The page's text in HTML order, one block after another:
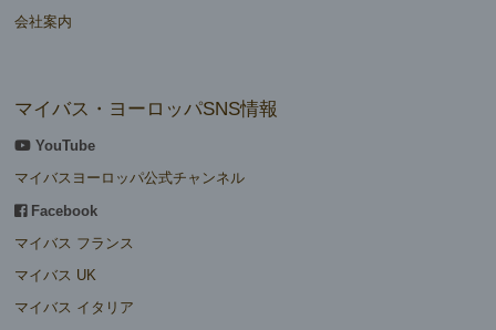
会社案内
マイバス・ヨーロッパSNS情報
YouTube
マイバスヨーロッパ公式チャンネル
Facebook
マイバス フランス
マイバス UK
マイバス イタリア